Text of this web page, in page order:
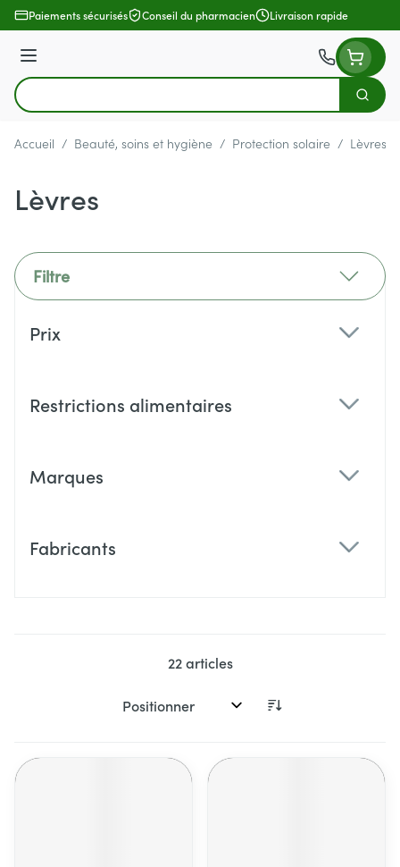
Aller au contenu
Paiements sécurisés Conseil du pharmacien Livraison rapide
Menu
Rechercher
Accueil / Beauté, soins et hygiène / Protection solaire / Lèvres
Lèvres
Filtre
Prix
Restrictions alimentaires
Marques
Fabricants
22articles
Trier par: